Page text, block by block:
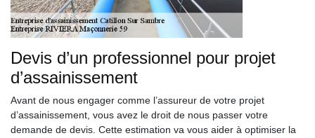
Devis d’un professionnel pour projet
d’assainissement
Avant de nous engager comme l’assureur de votre projet
d’assainissement, vous avez le droit de nous passer votre
demande de devis. Cette estimation va vous aider à optimiser la